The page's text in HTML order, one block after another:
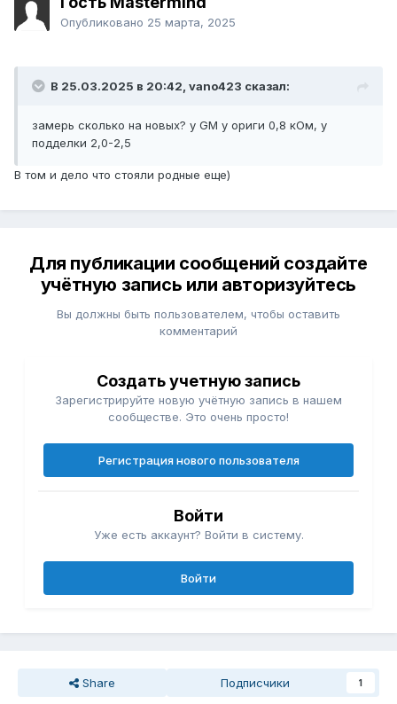
Опубликовано 25 марта, 2025
В 25.03.2025 в 20:42, vano423 сказал:
замерь сколько на новых? у GM у ориги 0,8 кОм, у
подделки 2,0-2,5
В том и дело что стояли родные еще)
Для публикации сообщений создайте
учётную запись или авторизуйтесь
Вы должны быть пользователем, чтобы оставить
комментарий
Создать учетную запись
Зарегистрируйте новую учётную запись в нашем
сообществе. Это очень просто!
Регистрация нового пользователя
Войти
Уже есть аккаунт? Войти в систему.
Войти
Share Подписчики 1